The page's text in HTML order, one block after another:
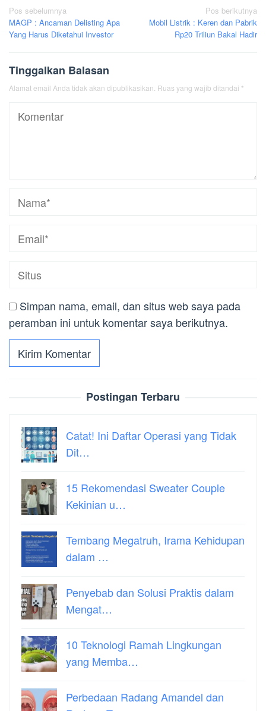
Navigasi
pos
Pos sebelumnya
MAGP : Ancaman Delisting Apa
Yang Harus Diketahui Investor
Pos berikutnya
Mobil Listrik : Keren dan Pabrik
Rp20 Triliun Bakal Hadir
Tinggalkan Balasan
Alamat email Anda tidak akan dipublikasikan. Ruas yang wajib ditandai *
Simpan nama, email, dan situs web saya pada
peramban ini untuk komentar saya berikutnya.
Postingan Terbaru
Catat! Ini Daftar Operasi yang Tidak
Dit…
15 Rekomendasi Sweater Couple
Kekinian u…
Tembang Megatruh, Irama Kehidupan
dalam …
Penyebab dan Solusi Praktis dalam
Mengat…
10 Teknologi Ramah Lingkungan
yang Memba…
Perbedaan Radang Amandel dan